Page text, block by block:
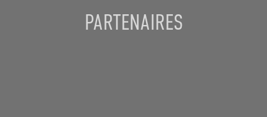
PARTENAIRES